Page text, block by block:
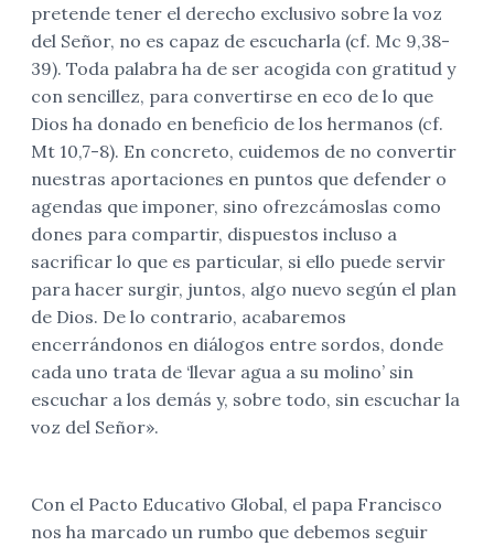
pretende tener el derecho exclusivo sobre la voz
del Señor, no es capaz de escucharla (cf. Mc 9,38-
39). Toda palabra ha de ser acogida con gratitud y
con sencillez, para convertirse en eco de lo que
Dios ha donado en beneficio de los hermanos (cf.
Mt 10,7-8). En concreto, cuidemos de no convertir
nuestras aportaciones en puntos que defender o
agendas que imponer, sino ofrezcámoslas como
dones para compartir, dispuestos incluso a
sacrificar lo que es particular, si ello puede servir
para hacer surgir, juntos, algo nuevo según el plan
de Dios. De lo contrario, acabaremos
encerrándonos en diálogos entre sordos, donde
cada uno trata de ‘llevar agua a su molino’ sin
escuchar a los demás y, sobre todo, sin escuchar la
voz del Señor».
Con el Pacto Educativo Global, el papa Francisco
nos ha marcado un rumbo que debemos seguir